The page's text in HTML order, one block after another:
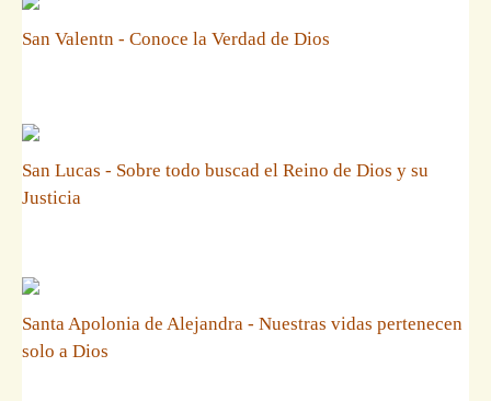
San Valentn - Conoce la Verdad de Dios
San Lucas - Sobre todo buscad el Reino de Dios y su
Justicia
Santa Apolonia de Alejandra - Nuestras vidas pertenecen
solo a Dios